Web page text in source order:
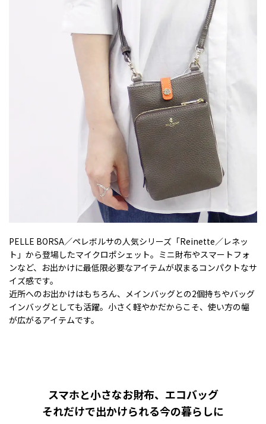
PELLE BORSA／ペレボルサの人気シリーズ「Reinette／レネッ
ト」から登場したマイクロポシェット。ミニ財布やスマートフォ
ンなど、お出かけに最低限必要なアイテムが収まるコンパクトなサ
イズ感です。
近所へのお出かけはもちろん、メインバッグとの2個持ちやバッグ
インバッグとしても活躍。小さく軽やかだからこそ、使い方の幅
が広がるアイテムです。
スマホと小さなお財布、エコバッグ
それだけで出かけられる今の暮らしに